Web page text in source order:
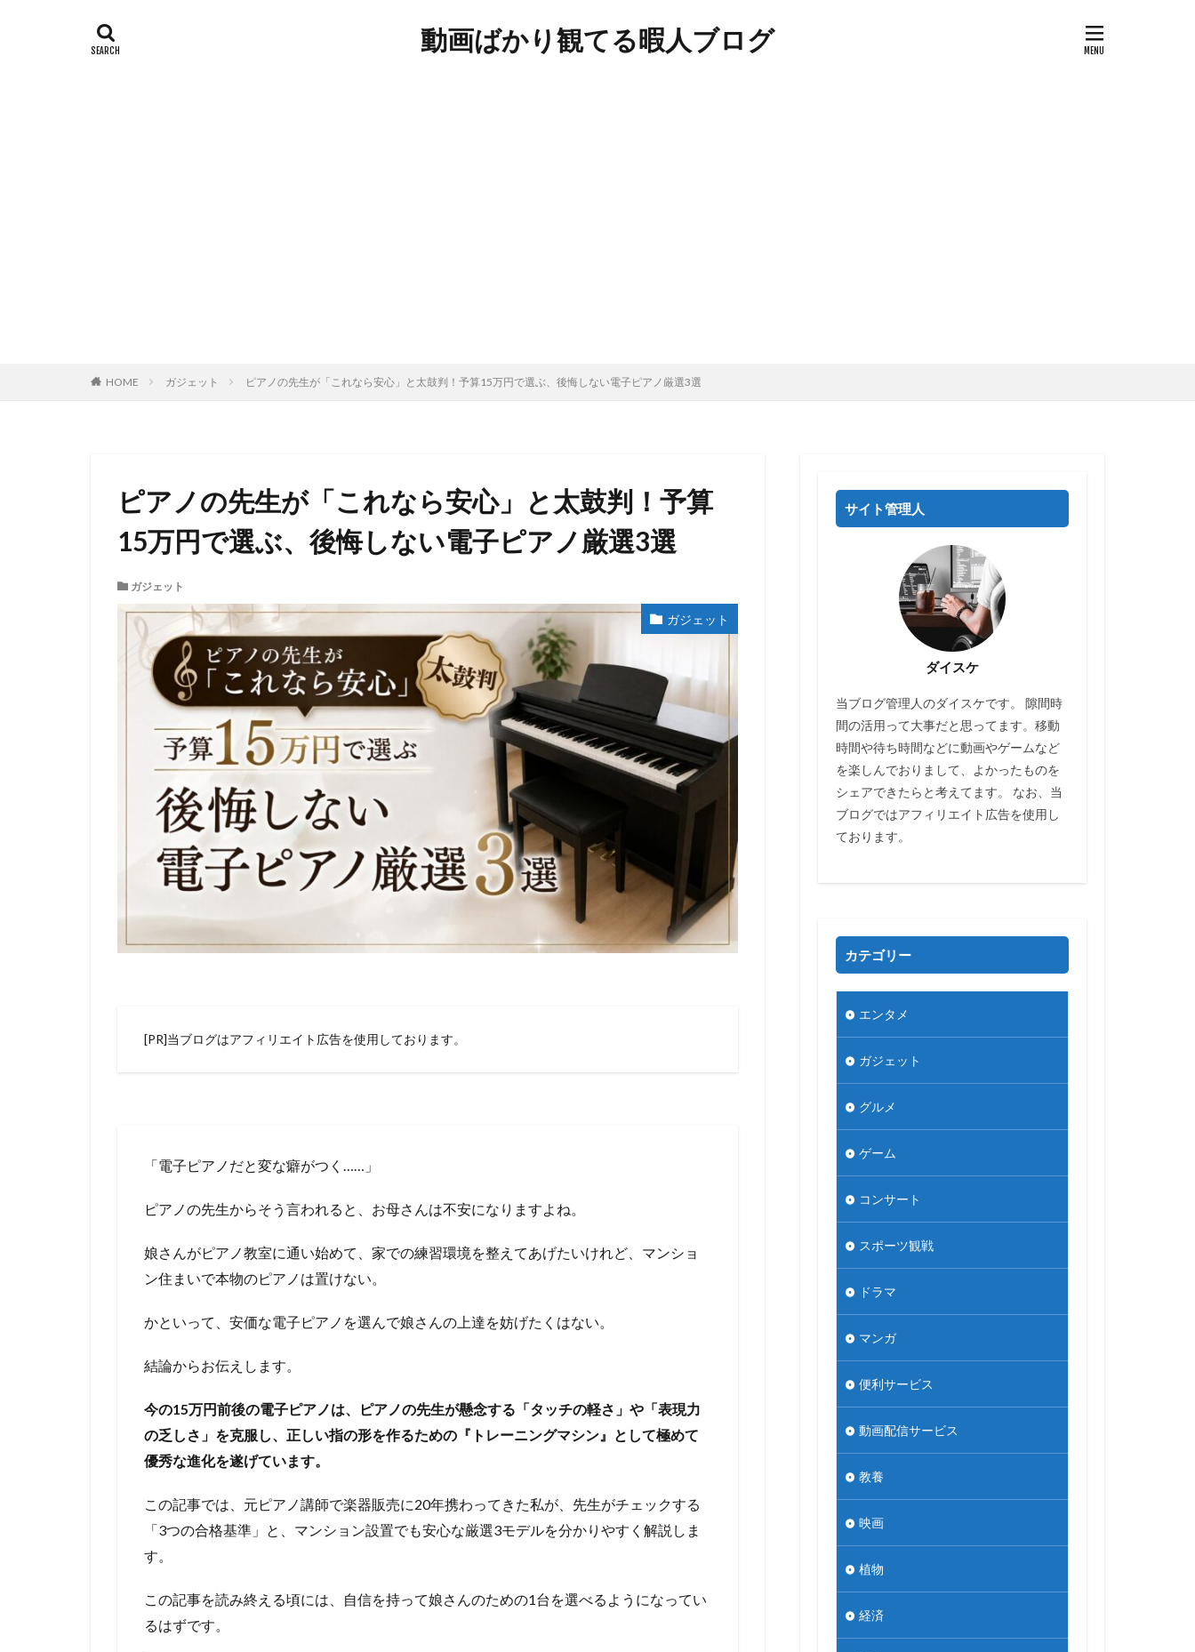
動画ばかり観てる暇人ブログ
HOME ガジェット ピアノの先生が「これなら安心」と太鼓判！予算15万円で選ぶ、後悔しない電子ピアノ厳選3選
ピアノの先生が「これなら安心」と太鼓判！予算
15万円で選ぶ、後悔しない電子ピアノ厳選3選
ガジェット
ガジェット
[PR]当ブログはアフィリエイト広告を使用しております。
「電子ピアノだと変な癖がつく……」
ピアノの先生からそう言われると、お母さんは不安になりますよね。
娘さんがピアノ教室に通い始めて、家での練習環境を整えてあげたいけれど、マンショ
ン住まいで本物のピアノは置けない。
かといって、安価な電子ピアノを選んで娘さんの上達を妨げたくはない。
結論からお伝えします。
今の15万円前後の電子ピアノは、ピアノの先生が懸念する「タッチの軽さ」や「表現力
の乏しさ」を克服し、正しい指の形を作るための『トレーニングマシン』として極めて
優秀な進化を遂げています。
この記事では、元ピアノ講師で楽器販売に20年携わってきた私が、先生がチェックする
「3つの合格基準」と、マンション設置でも安心な厳選3モデルを分かりやすく解説しま
す。
この記事を読み終える頃には、自信を持って娘さんのための1台を選べるようになってい
るはずです。
サイト管理人
ダイスケ
当ブログ管理人のダイスケです。 隙間時
間の活用って大事だと思ってます。移動
時間や待ち時間などに動画やゲームなど
を楽しんでおりまして、よかったものを
シェアできたらと考えてます。 なお、当
ブログではアフィリエイト広告を使用し
ております。
カテゴリー
エンタメ
ガジェット
グルメ
ゲーム
コンサート
スポーツ観戦
ドラマ
マンガ
便利サービス
動画配信サービス
教養
映画
植物
経済